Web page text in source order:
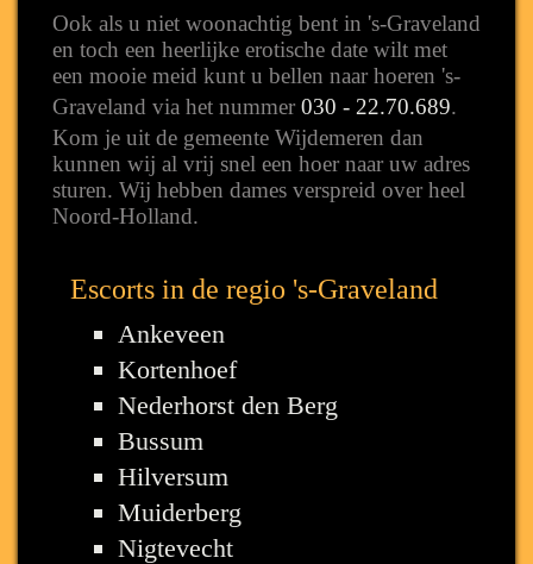
Ook als u niet woonachtig bent in 's-Graveland
en toch een heerlijke erotische date wilt met
een mooie meid kunt u bellen naar hoeren 's-
Graveland via het nummer 030 - 22.70.689.
Kom je uit de gemeente Wijdemeren dan
kunnen wij al vrij snel een hoer naar uw adres
sturen. Wij hebben dames verspreid over heel
Noord-Holland.
Escorts in de regio 's-Graveland
Ankeveen
Kortenhoef
Nederhorst den Berg
Bussum
Hilversum
Muiderberg
Nigtevecht